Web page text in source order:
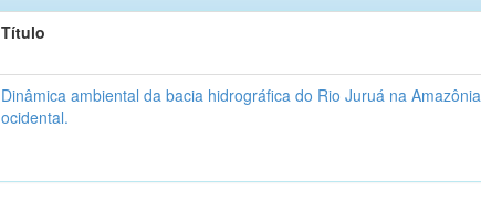
Título
Dinâmica ambiental da bacia hidrográfica do Rio Juruá na Amazônia
ocidental.